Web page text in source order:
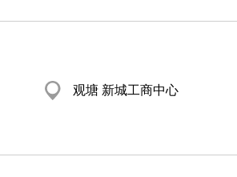
观塘 新城工商中心